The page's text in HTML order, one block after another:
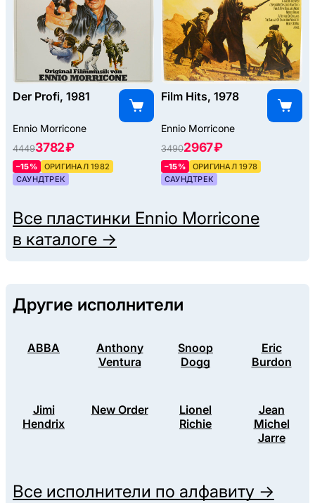
Der Profi, 1981
Ennio Morricone
44493782 ₽
–15%
ОРИГИНАЛ 1982
САУНДТРЕК
Film Hits, 1978
Ennio Morricone
34902967 ₽
–15%
ОРИГИНАЛ 1978
САУНДТРЕК
Все пластинки Ennio Morricone
в каталоге →
Другие исполнители
ABBA
Anthony
Ventura
Snoop
Dogg
Eric
Burdon
Jimi
Hendrix
New Order
Lionel
Richie
Jean
Michel
Jarre
Все исполнители по алфавиту →